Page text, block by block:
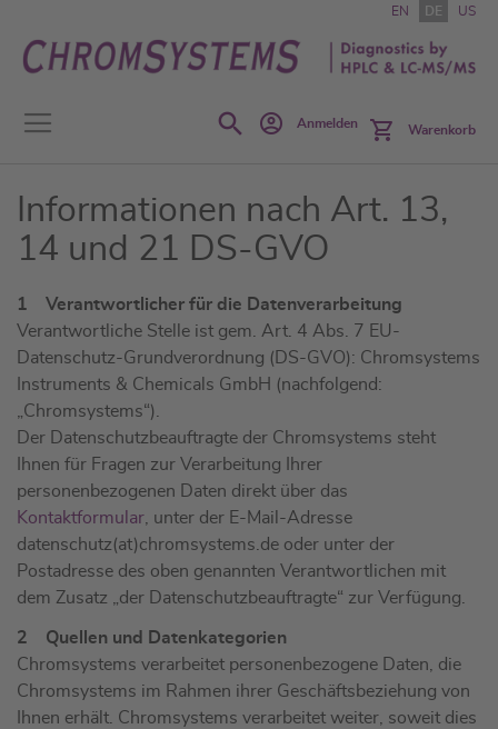
Inhalt
springen
EN DE US
SearchAnmelden Warenkorb
Informationen nach Art. 13,
14 und 21 DS-GVO
1 Verantwortlicher für die Datenverarbeitung
Verantwortliche Stelle ist gem. Art. 4 Abs. 7 EU-
Datenschutz-Grundverordnung (DS-GVO): Chromsystems
Instruments & Chemicals GmbH (nachfolgend:
„Chromsystems“).
Der Datenschutzbeauftragte der Chromsystems steht
Ihnen für Fragen zur Verarbeitung Ihrer
personenbezogenen Daten direkt über das
Kontaktformular, unter der E-Mail-Adresse
datenschutz(at)chromsystems.de oder unter der
Postadresse des oben genannten Verantwortlichen mit
dem Zusatz „der Datenschutzbeauftragte“ zur Verfügung.
2 Quellen und Datenkategorien
Chromsystems verarbeitet personenbezogene Daten, die
Chromsystems im Rahmen ihrer Geschäftsbeziehung von
Ihnen erhält. Chromsystems verarbeitet weiter, soweit dies